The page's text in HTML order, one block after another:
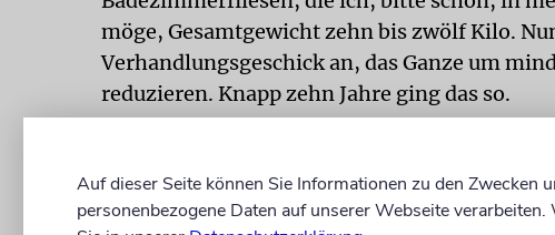
möge, Gesamtgewicht zehn bis zwölf Kilo.
Verhandlungsgeschick an, das Ganze um
reduzieren. Knapp zehn Jahre ging das so.
Renovierung konnte beginnen. Erlöst war ich
von meinen besonderen Aufgaben, auch
Auf dieser Seite können Sie Informationen zu den Zwecken
personenbezogene Daten auf unserer Webseite